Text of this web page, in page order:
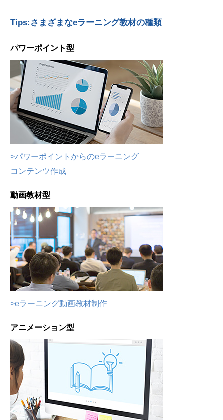
Tips:さまざまなeラーニング教材の種類
パワーポイント型
>パワーポイントからのeラーニング
コンテンツ作成
動画教材型
>eラーニング動画教材制作
アニメーション型